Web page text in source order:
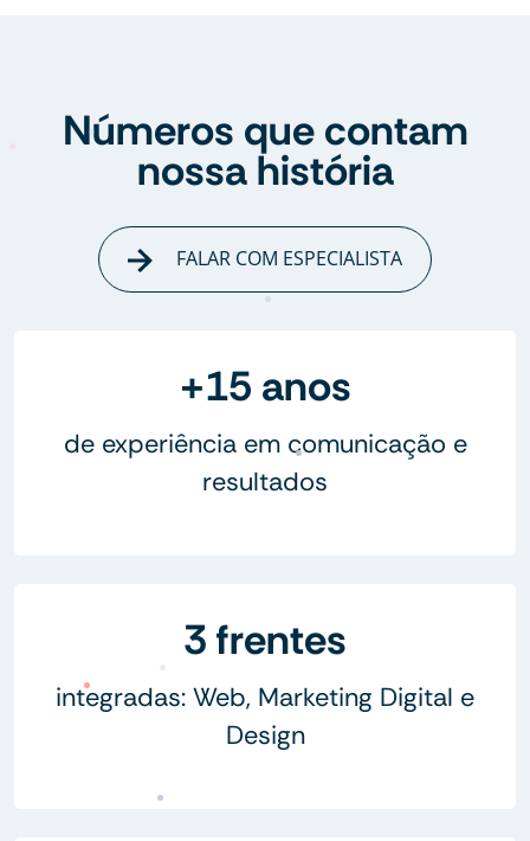
Números que contam
nossa história
FALAR COM ESPECIALISTA
+15 anos
de experiência em comunicação e
resultados
3 frentes
integradas: Web, Marketing Digital e
Design